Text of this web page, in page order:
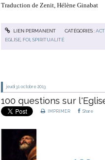
Traduction de Zenit, Hélène Ginabat
LIEN PERMANENT CATÉGORIES :
EGLISE, FOI,SPIRITUALITÉ
jeudi 31 octobre 2013
100 questions sur
IMPRIMER Share